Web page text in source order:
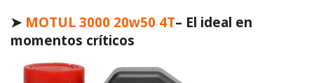
➤ MOTUL 3000 20w50 4T– El ideal en
momentos críticos